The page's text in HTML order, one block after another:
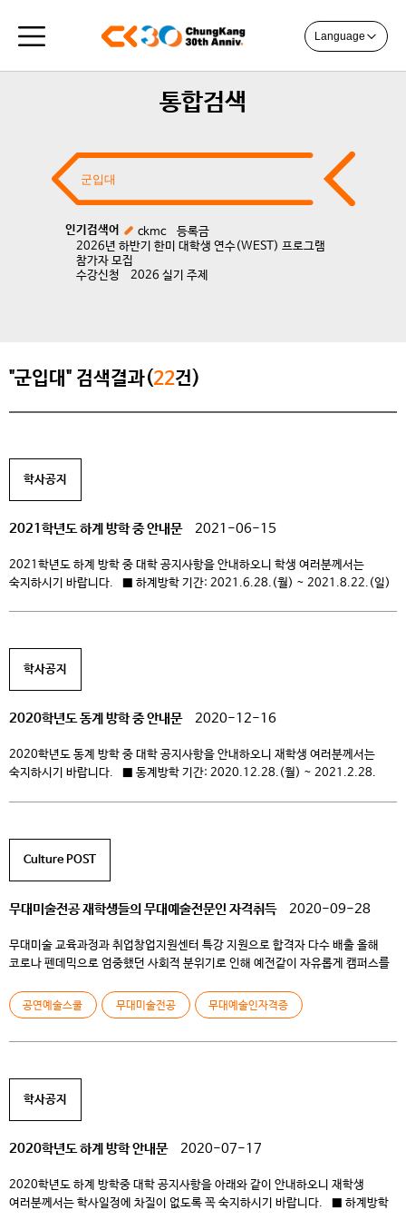
Language
통합검색
인기검색어 ckmc
등록금
2026년 하반기 한미 대학생 연수(WEST) 프로그램
참가자 모집
수강신청
2026 실기 주제
"군입대" 검색결과(22건)
학사공지
2021학년도 하계 방학 중 안내문 2021-06-15
2021학년도 하계 방학 중 대학 공지사항을 안내하오니 학생 여러분께서는
숙지하시기 바랍니다. ■ 하계방학 기간: 2021.6.28.(월) ~ 2021.8.22.(일)
INFO(info.ck.ac.kr) → […]
학사공지
2020학년도 동계 방학 중 안내문 2020-12-16
2020학년도 동계 방학 중 대학 공지사항을 안내하오니 재학생 여러분께서는
숙지하시기 바랍니다. ■ 동계방학 기간: 2020.12.28.(월) ~ 2021.2.28.
Culture POST
무대미술전공 재학생들의 무대예술전문인 자격취득 2020-09-28
무대미술 교육과정과 취업창업지원센터 특강 지원으로 합격자 다수 배출 올해
코로나 펜데믹으로 엄중했던 사회적 분위기로 인해 예전같이 자유롭게 캠퍼스를
채워졌습니다. 그러나 이러한 가운데에도 청강 공연예술스쿨에서는 눈부신
성과가 있었습니다. 바로 무대미술전공 재학생 9명이 무대예술전문인 자격시험
공연예술스쿨 무대미술전공 무대예술인자격증
학사공지
2020학년도 하계 방학 안내문 2020-07-17
2020학년도 하계 방학중 대학 공지사항을 아래와 같이 안내하오니 재학생
여러분께서는 학사일정에 차질이 없도록 꼭 숙지하시기 바랍니다. ■ 하계방학